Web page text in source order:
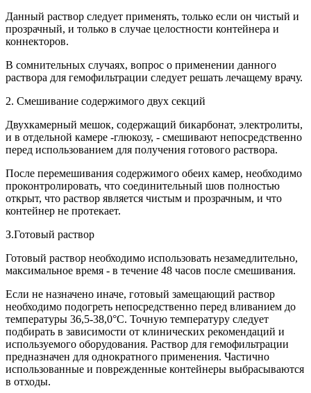
Данный раствор следует применять, только если он чистый и
прозрачный, и только в случае целостности контейнера и
коннекторов.
В сомнительных случаях, вопрос о применении данного
раствора для гемофильтрации следует решать лечащему врачу.
2. Смешивание содержимого двух секций
Двухкамерный мешок, содержащий бикарбонат, электролиты,
и в отдельной камере -глюкозу, - смешивают непосредственно
перед использованием для получения готового раствора.
После перемешивания содержимого обеих камер, необходимо
проконтролировать, что соединительный шов полностью
открыт, что раствор является чистым и прозрачным, и что
контейнер не протекает.
З.Готовый раствор
Готовый раствор необходимо использовать незамедлительно,
максимальное время - в течение 48 часов после смешивания.
Если не назначено иначе, готовый замещающий раствор
необходимо подогреть непосредственно перед вливанием до
температуры 36,5-38,0°С. Точную температуру следует
подбирать в зависимости от клинических рекомендаций и
используемого оборудования. Раствор для гемофильтрации
предназначен для однократного применения. Частично
использованные и поврежденные контейнеры выбрасываются
в отходы.